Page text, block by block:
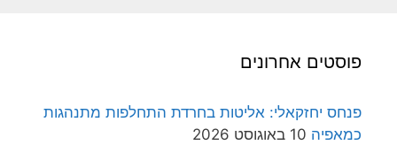
פוסטים אחרונים
פנחס יחזקאלי: אליטות בחרדת התחלפות מתנהגות
כמאפיה 10 באוגוסט 2026